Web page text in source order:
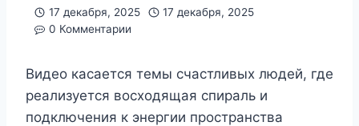
17 декабря, 2025
17 декабря, 2025
0 Комментарии
Видео касается темы счастливых людей, где
реализуется восходящая спираль и
подключения к энергии пространства